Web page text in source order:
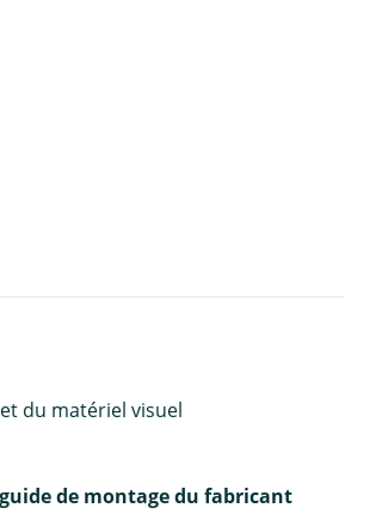
du matériel visuel
de montage du fabricant